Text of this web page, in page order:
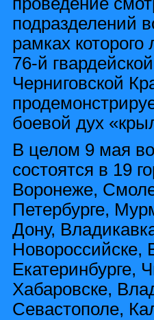
подразделений
рамках
76-й
Черниговской
боевой дух
В целом 9 мая
состоятся в 19
Воронеже,
Петербурге,
Дону,
Новороссийске,
Екатеринбурге,
Хабаровске,
Севастополе,